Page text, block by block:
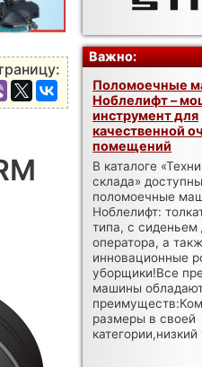
Важно:
Поломоечные
Ноблелифт –
инструмент для
качественной
помещений
В каталоге
склада»
поломоечные
Ноблелифт:
типа, с сиденьем
оператора, а
инновационные
уборщики!Все
машины
размеры в своей